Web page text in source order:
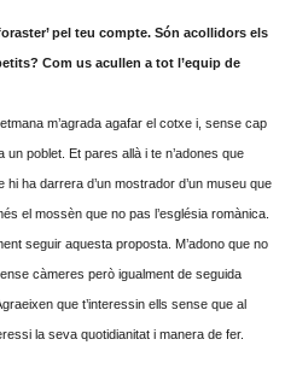
pel teu compte. Són acollidors els
Com us acullen a tot l’equip de
m’agrada agafar el cotxe i, sense cap
poblet. Et pares allà i te n’adones que
ha darrera d’un mostrador d’un museu que
el mossèn que no pas l’església romànica.
seguir aquesta proposta. M’adono que no
càmeres però igualment de seguida
que t’interessin ells sense que al
la seva quotidianitat i manera de fer.